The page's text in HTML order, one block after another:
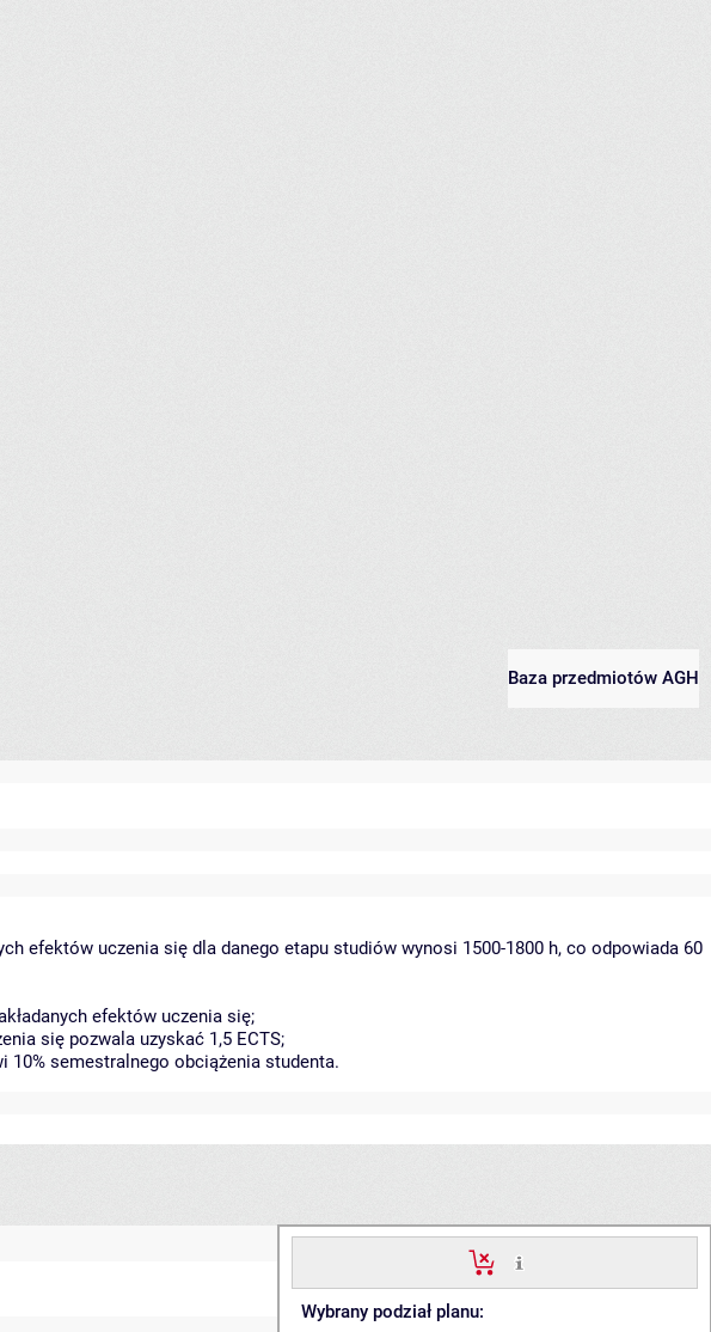
Baza przedmiotów AGH
efektów uczenia się dla danego etapu studiów wynosi 1500-1800 h, co odpowiada 60
efektów uczenia się;
się pozwala uzyskać 1,5 ECTS;
10% semestralnego obciążenia studenta.
Wybrany podział planu: